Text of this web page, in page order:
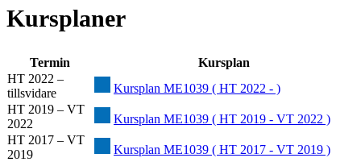
Kursplaner
Termin
Kursplan
HT 2022 –
tillsvidare
Kursplan ME1039 ( HT 2022 - )
HT 2019 – VT
2022
Kursplan ME1039 ( HT 2019 - VT 2022 )
HT 2017 – VT
2019
Kursplan ME1039 ( HT 2017 - VT 2019 )